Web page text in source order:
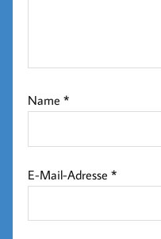
Name*
E-Mail-Adresse*